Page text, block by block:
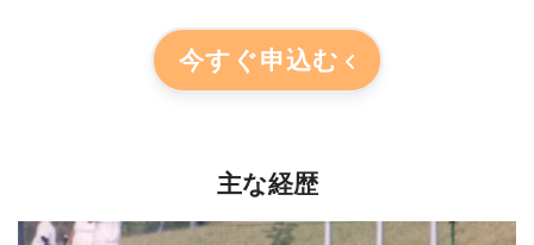
今すぐ申込む
主な経歴